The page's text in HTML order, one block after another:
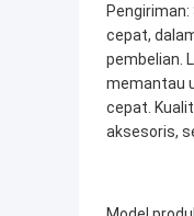
cepat,
pembelian.
memantau
cepat.
aksesoris,